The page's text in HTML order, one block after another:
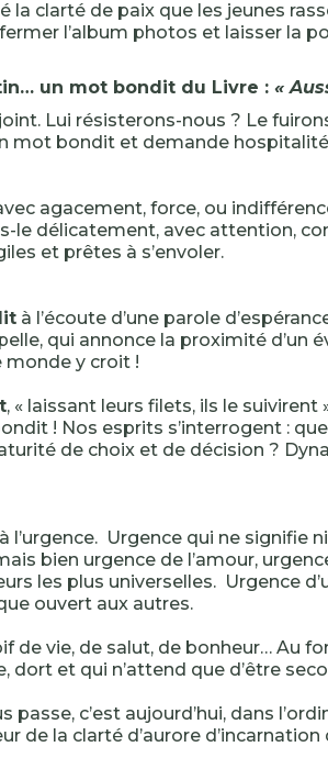
la clarté de paix que les jeunes
l’album photos et laisser la
un mot bondit du Livre : «
Lui résisterons-nous ? Le
mot bondit et demande
agacement, force, ou
le délicatement, avec attention,
et prêtes à s’envoler.
à l’écoute d’une parole
qui annonce la proximité d’un
monde y croit !
, « laissant leurs filets, ils le suivirent
! Nos esprits s’interrogent :
de choix et de décision ?
à l’urgence. Urgence qui ne signifie
bien urgence de l’amour,
les plus universelles. Urgence
ouvert aux autres.
de vie, de salut, de bonheur… Au
dort et qui n’attend que d’être
passe, c’est aujourd’hui, dans
de la clarté d’aurore d’incarnation